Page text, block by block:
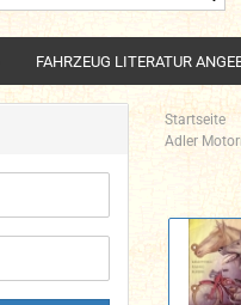
FAHRZEUG LITERATUR
Startseite
Adler